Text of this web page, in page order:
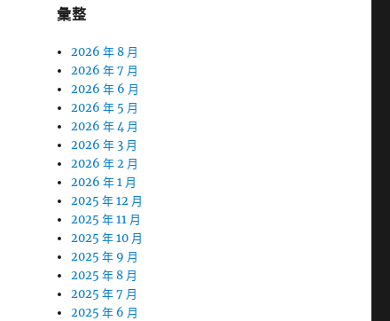
彙整
2026 年 8 月
2026 年 7 月
2026 年 6 月
2026 年 5 月
2026 年 4 月
2026 年 3 月
2026 年 2 月
2026 年 1 月
2025 年 12 月
2025 年 11 月
2025 年 10 月
2025 年 9 月
2025 年 8 月
2025 年 7 月
2025 年 6 月